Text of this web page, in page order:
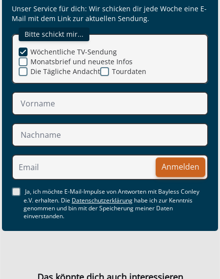
Unser Service für dich: Wir schicken dir jede Woche eine E-
Mail mit dem Link zur aktuellen Sendung.
Bitte schickt mir...
Monatsbrief und neueste Infos
Die Tägliche Andacht
Wöchentliche TV-Sendung
Tourdaten
Anmelden
Ja, ich möchte E-Mail-Impulse von Antworten mit Bayless Conley
e.V. erhalten. Die Datenschutzerklärung habe ich zur Kenntnis
genommen und bin mit der Speicherung meiner Daten
einverstanden.